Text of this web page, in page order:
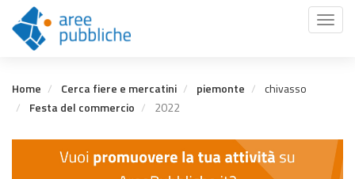
contenuto
principale
Toggle
Home Cerca fiere e mercatini piemonte
chivasso
Festa del commercio
2022